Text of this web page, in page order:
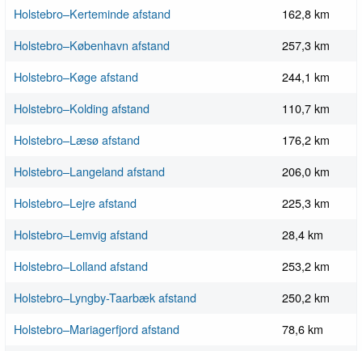
Holstebro–Kerteminde afstand
162,8 km
Holstebro–København afstand
257,3 km
Holstebro–Køge afstand
244,1 km
Holstebro–Kolding afstand
110,7 km
Holstebro–Læsø afstand
176,2 km
Holstebro–Langeland afstand
206,0 km
Holstebro–Lejre afstand
225,3 km
Holstebro–Lemvig afstand
28,4 km
Holstebro–Lolland afstand
253,2 km
Holstebro–Lyngby-Taarbæk afstand
250,2 km
Holstebro–Mariagerfjord afstand
78,6 km